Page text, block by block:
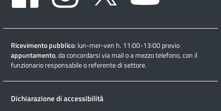
Ricevimento pubblico: lun-mer-ven h. 11:00-13:00 previo
appuntamento, da concordarsi via mail o a mezzo telefono, con il
funzionario responsabile o referente di settore.
Dichiarazione di accessibilità